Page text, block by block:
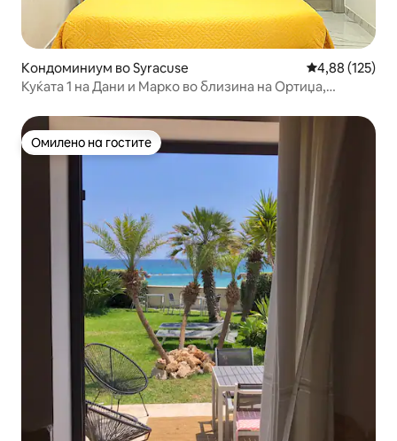
Кондоминиум во Syracuse Просечна
4,88 (125)
Куќата 1 на Дани и Марко во близина на Ортиџа,
Омилено на гостите
Омилено на гостите